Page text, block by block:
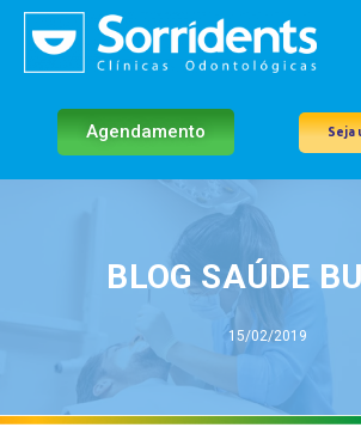
Agendamento Seja
BLOG SAÚDE
15/02/2019